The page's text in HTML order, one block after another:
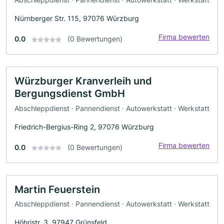
Nürnberger Str. 115, 97076 Würzburg
0.0 (0 Bewertungen) Firma bewerten
Würzburger Kranverleih und
Bergungsdienst GmbH
Abschleppdienst · Pannendienst · Autowerkstatt · Werkstatt
Friedrich-Bergius-Ring 2, 97076 Würzburg
0.0 (0 Bewertungen) Firma bewerten
Martin Feuerstein
Abschleppdienst · Pannendienst · Autowerkstatt · Werkstatt